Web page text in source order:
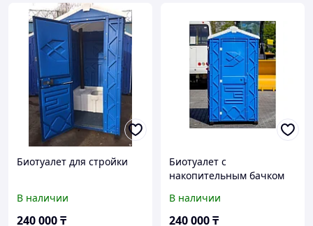
Биотуалет для стройки
В наличии
240 000₸
Биотуалет с
накопительным бачком
В наличии
240 000₸